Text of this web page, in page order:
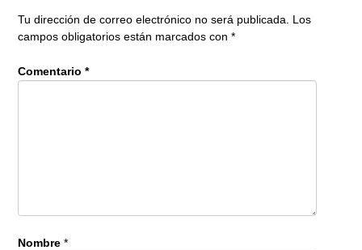
Tu dirección de correo electrónico no será publicada.
Los
campos obligatorios están marcados con *
Comentario *
Nombre *